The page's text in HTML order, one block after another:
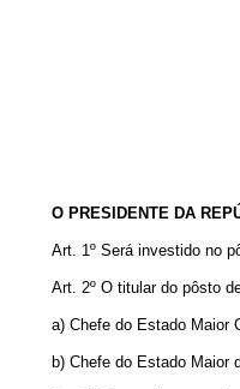
O PRESIDENTE DA
Art. 1º Será investido no
Art. 2º O titular do pôsto
a) Chefe do Estado Maior
b) Chefe do Estado Maior